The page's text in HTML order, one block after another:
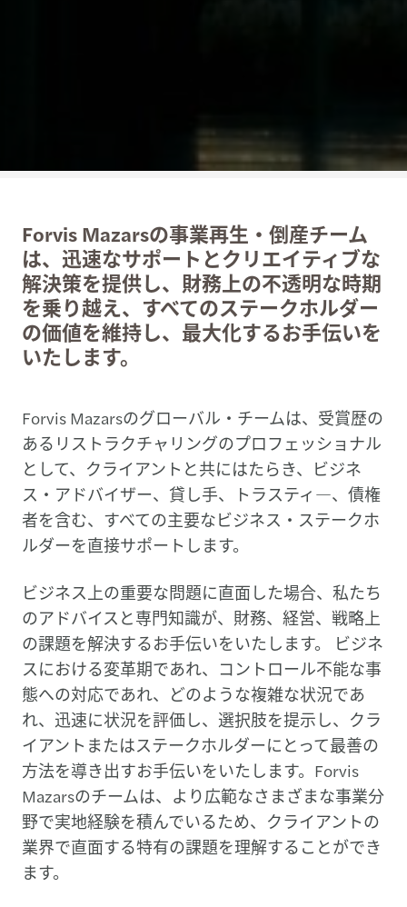
Forvis Mazarsの事業再生・倒産チーム
は、迅速なサポートとクリエイティブな
解決策を提供し、財務上の不透明な時期
を乗り越え、すべてのステークホルダー
の価値を維持し、最大化するお手伝いを
いたします。
Forvis Mazarsのグローバル・チームは、受賞歴の
あるリストラクチャリングのプロフェッショナル
として、クライアントと共にはたらき、ビジネ
ス・アドバイザー、貸し手、トラスティ―、債権
者を含む、すべての主要なビジネス・ステークホ
ルダーを直接サポートします。
ビジネス上の重要な問題に直面した場合、私たち
のアドバイスと専門知識が、財務、経営、戦略上
の課題を解決するお手伝いをいたします。 ビジネ
スにおける変革期であれ、コントロール不能な事
態への対応であれ、どのような複雑な状況であ
れ、迅速に状況を評価し、選択肢を提示し、クラ
イアントまたはステークホルダーにとって最善の
方法を導き出すお手伝いをいたします。Forvis
Mazarsのチームは、より広範なさまざまな事業分
野で実地経験を積んでいるため、クライアントの
業界で直面する特有の課題を理解することができ
ます。